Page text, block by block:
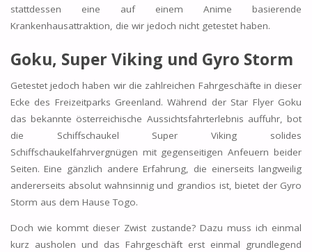
stattdessen eine auf einem Anime basierende
Krankenhausattraktion, die wir jedoch nicht getestet haben.
Goku, Super Viking und Gyro Storm
Getestet jedoch haben wir die zahlreichen Fahrgeschäfte in dieser
Ecke des Freizeitparks Greenland. Während der Star Flyer Goku
das bekannte österreichische Aussichtsfahrterlebnis auffuhr, bot
die Schiffschaukel Super Viking solides
Schiffschaukelfahrvergnügen mit gegenseitigen Anfeuern beider
Seiten. Eine gänzlich andere Erfahrung, die einerseits langweilig
andererseits absolut wahnsinnig und grandios ist, bietet der Gyro
Storm aus dem Hause Togo.
Doch wie kommt dieser Zwist zustande? Dazu muss ich einmal
kurz ausholen und das Fahrgeschäft erst einmal grundlegend